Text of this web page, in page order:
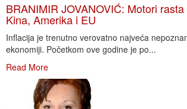
BRANIMIR JOVANOVIĆ: Motori
Kina, Amerika i EU
Inflacija je trenutno verovatno najveća
ekonomiji. Početkom ove godine je po...
Read More